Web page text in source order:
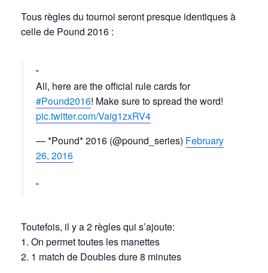
Tous règles du tournoi seront presque identiques à
celle de Pound 2016 :
All, here are the official rule cards for
#Pound2016! Make sure to spread the word!
pic.twitter.com/Vaig1zxRV4
— *Pound* 2016 (@pound_series) February
26, 2016
Toutefois, il y a 2 règles qui s’ajoute:
1. On permet toutes les manettes
2. 1 match de Doubles dure 8 minutes